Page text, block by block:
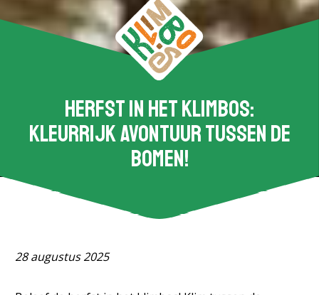
Herfst in het klimbos:
Kleurrijk avontuur tussen de
bomen!
28 augustus 2025